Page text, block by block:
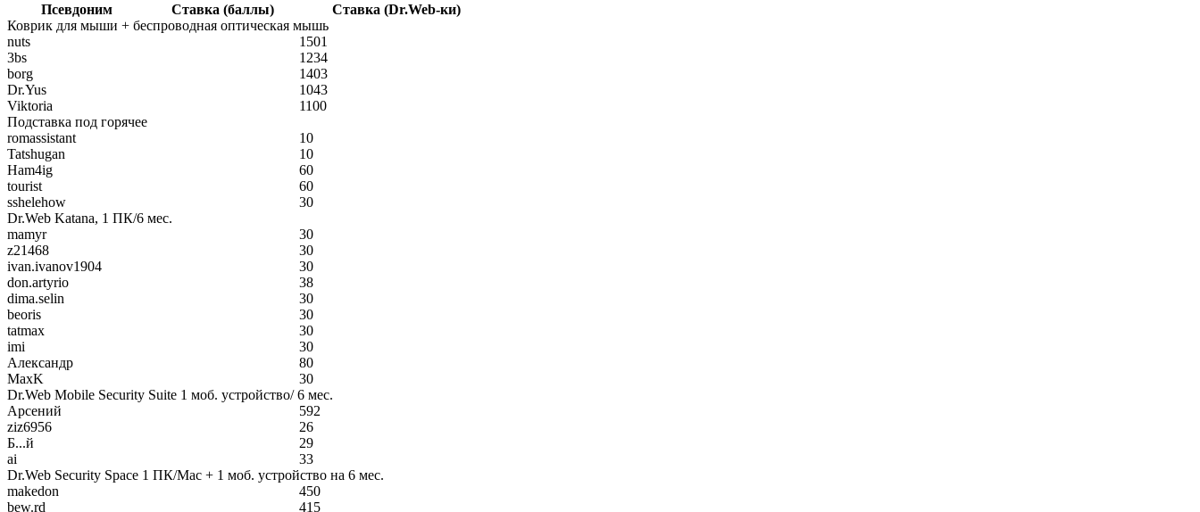
Псевдоним
Ставка (баллы)
Ставка (Dr.Web-ки)
Коврик для мыши + беспроводная оптическая мышь
nuts
1501
3bs
1234
borg
1403
Dr.Yus
1043
Viktoria
1100
Подставка под горячее
romassistant
10
Tatshugan
10
Ham4ig
60
tourist
60
sshelehow
30
Dr.Web Katana, 1 ПК/6 мес.
mamyr
30
z21468
30
ivan.ivanov1904
30
don.artyrio
38
dima.selin
30
beoris
30
tatmax
30
imi
30
Александр
80
MaxK
30
Dr.Web Mobile Security Suite 1 моб. устройство/ 6 мес.
Арсений
592
ziz6956
26
Б...й
29
ai
33
Dr.Web Security Space 1 ПК/Mac + 1 моб. устройство на 6 мес.
makedon
450
bew.rd
415